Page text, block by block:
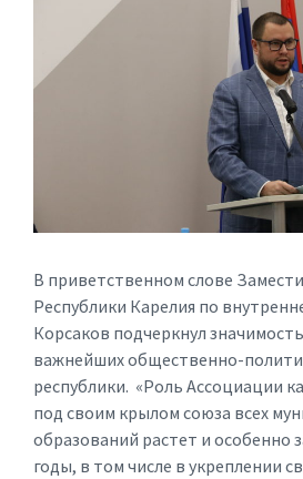
В приветственном слове
Республики Карелия по
Корсаков подчеркнул
важнейших общественно-
республики. «Роль Ассоциации
под своим крылом союза всех
образований растет и особенно
годы, в том числе в укреплении